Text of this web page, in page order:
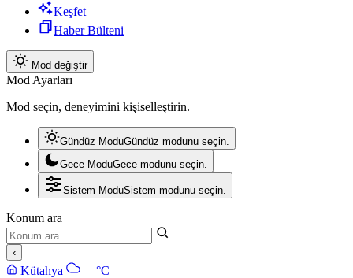
Keşfet
Haber Bülteni
Mod değiştir
Mod Ayarları
Mod seçin, deneyimini kişiselleştirin.
Gündüz ModuGündüz modunu seçin.
Gece ModuGece modunu seçin.
Sistem ModuSistem modunu seçin.
Konum ara
‹
Kütahya
—°C